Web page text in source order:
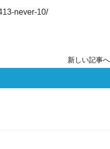
never-10/
新しい記事へ